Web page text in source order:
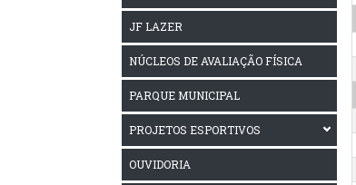
JF LAZER
NÚCLEOS DE AVALIAÇÃO FÍSICA
PARQUE MUNICIPAL
PROJETOS ESPORTIVOS
OUVIDORIA